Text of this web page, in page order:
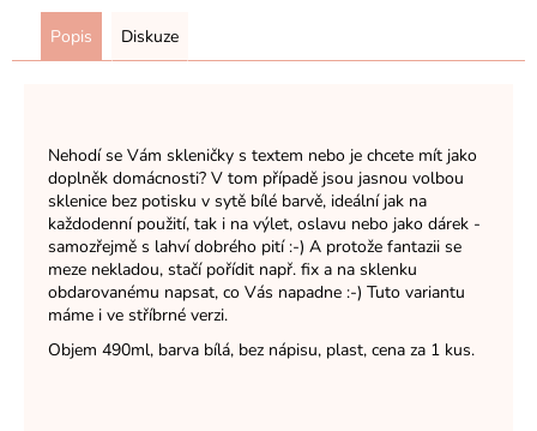
Popis Diskuze
Nehodí se Vám skleničky s textem nebo je chcete mít jako
doplněk domácnosti? V tom případě jsou jasnou volbou
sklenice bez potisku v sytě bílé barvě, ideální jak na
každodenní použití, tak i na výlet, oslavu nebo jako dárek -
samozřejmě s lahví dobrého pití :-) A protože fantazii se
meze nekladou, stačí pořídit např. fix a na sklenku
obdarovanému napsat, co Vás napadne :-) Tuto variantu
máme i ve stříbrné verzi.
Objem 490ml, barva bílá, bez nápisu, plast, cena za 1 kus.